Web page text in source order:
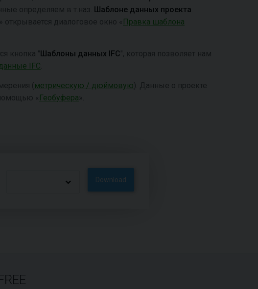
определяем в т.наз. Шаблоне данных проекта
» открывается диалоговое окно « Правка шаблона
кнопка "Шаблоны данных IFC", которая позволяет нам
IFC
( метрическую / дюймовую). Данные o проекте
« Геобуфера ».
Download